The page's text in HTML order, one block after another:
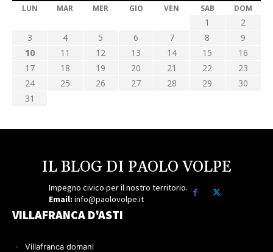
LUN MAR MER GIO VEN SAB DOM
1
2
3
4 5 6 7 8
9
10
11 12 13 14 15
16
17
18 19 20 21 22
23
24
25 26 27 28 29
30
31
IL BLOG DI PAOLO VOLPE
Impegno civico per il nostro territorio.
Email: info@paolovolpe.it
VILLAFRANCA D'ASTI
Villafranca domani